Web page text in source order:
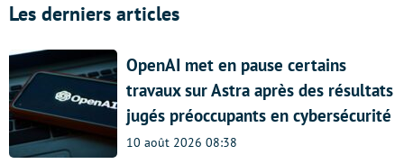
Les derniers articles
OpenAI met en pause certains
travaux sur Astra après des résultats
jugés préoccupants en cybersécurité
10 août 2026 08:38